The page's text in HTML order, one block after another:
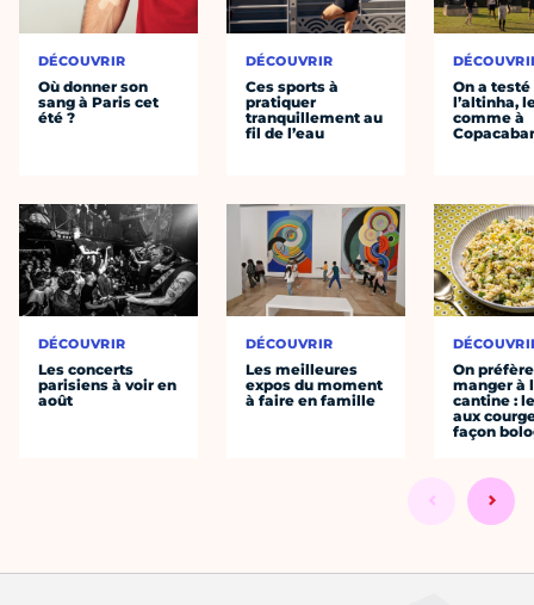
DÉCOUVRIR
Où donner son
sang à Paris cet
été ?
DÉCOUVRIR
Les concerts
parisiens à voir en
août
DÉCOUVRIR
Ces sports à
pratiquer
tranquillement au
fil de l’eau
DÉCOUVRIR
Les meilleures
expos du moment
à faire en famille
On a testé
l’altinha,
comme à
On préfère
manger à
cantine :
aux
façon